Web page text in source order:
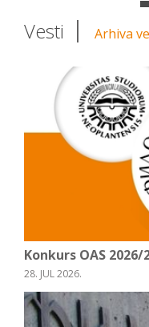
Vesti Arhiva
Konkurs OAS 2026/
28. JUL 2026.